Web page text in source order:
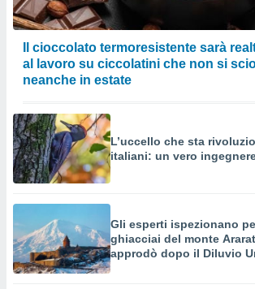
Il cioccolato termoresistente sarà
al lavoro su ciccolatini che non si
neanche in estate
L’uccello che sta
italiani: un vero
Gli esperti ispezionano
ghiacciai del monte
approdò dopo il Diluvio